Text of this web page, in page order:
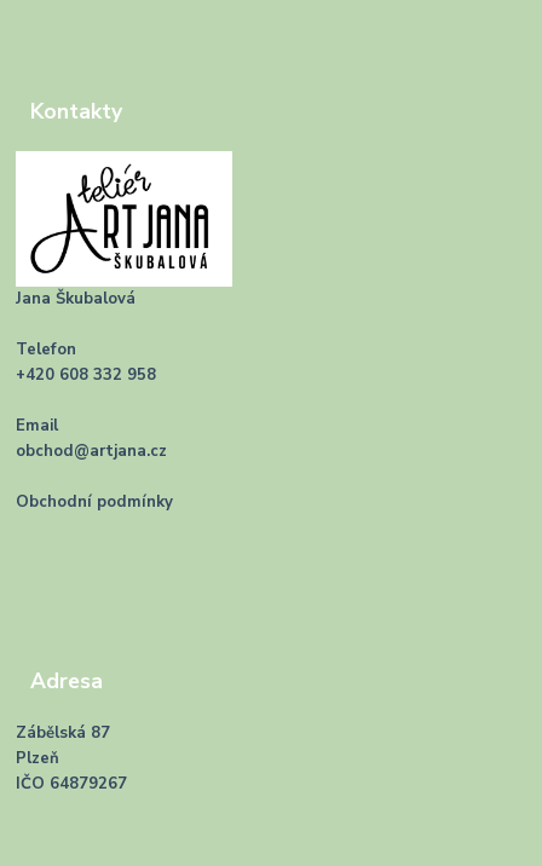
Kontakty
Jana Škubalová
Telefon
+420 608 332 958
Email
obchod@artjana.cz
Obchodní podmínky
Adresa
Zábělská 87
Plzeň
IČO 64879267